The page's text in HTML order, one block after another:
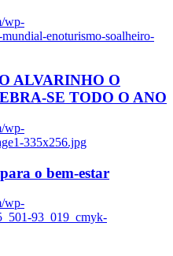
wp-
enoturismo-soalheiro-
ALVARINHO O
SE TODO O ANO
wp-
335x256.jpg
o bem-estar
wp-
93_019_cmyk-